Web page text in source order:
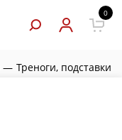
0
— Треноги, подставки